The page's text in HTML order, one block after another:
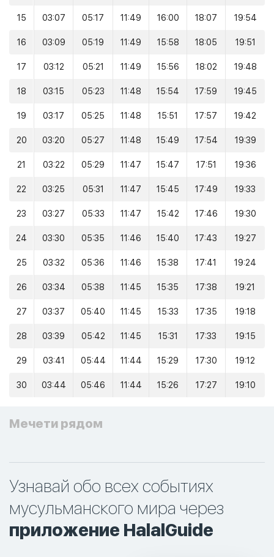
15 03:07 05:17 11:49 16:00 18:07 19:54
16 03:09 05:19 11:49 15:58 18:05 19:51
17 03:12 05:21 11:49 15:56 18:02 19:48
18 03:15 05:23 11:48 15:54 17:59 19:45
19 03:17 05:25 11:48 15:51 17:57 19:42
20 03:20 05:27 11:48 15:49 17:54 19:39
21 03:22 05:29 11:47 15:47 17:51 19:36
22 03:25 05:31 11:47 15:45 17:49 19:33
23 03:27 05:33 11:47 15:42 17:46 19:30
24 03:30 05:35 11:46 15:40 17:43 19:27
25 03:32 05:36 11:46 15:38 17:41 19:24
26 03:34 05:38 11:45 15:35 17:38 19:21
27 03:37 05:40 11:45 15:33 17:35 19:18
28 03:39 05:42 11:45 15:31 17:33 19:15
29 03:41 05:44 11:44 15:29 17:30 19:12
30 03:44 05:46 11:44 15:26 17:27 19:10
Мечети рядом
Узнавай обо всех событиях
мусульманского мира через
приложение HalalGuide